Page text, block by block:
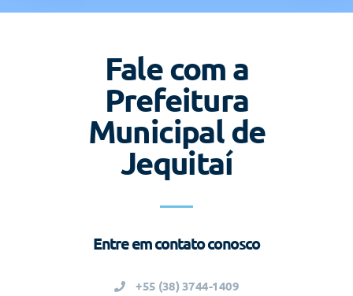
Fale com a
Prefeitura
Municipal de
Jequitaí
Entre em contato conosco
+55 (38) 3744-1409